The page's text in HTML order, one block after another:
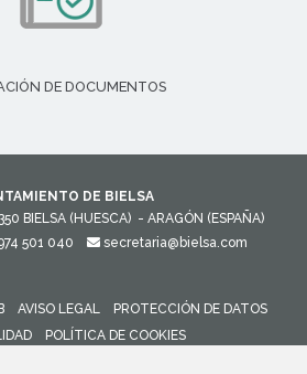
DE DOCUMENTOS
DE BIELSA
BIELSA (HUESCA) - ARAGÓN (ESPAÑA)
501 040 secretaria@bielsa.com
AVISO LEGAL
PROTECCIÓN DE DATOS
POLÍTICA DE COOKIES